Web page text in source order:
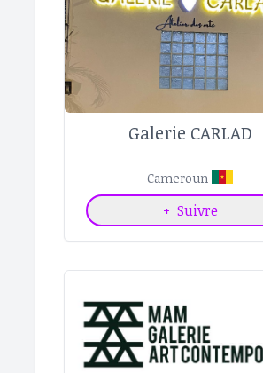
Galerie CARLAD
Cameroun
+ Suivre